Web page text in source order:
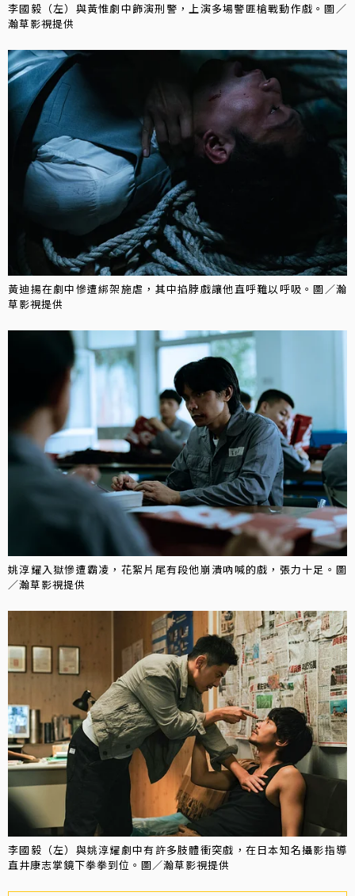
李國毅（左）與黃惟︎︎︎︎劇中飾演刑警，上演多場警匪槍戰動作戲。圖／
瀚草影視提供
黃迪揚在劇中慘遭綁架施虐，其中掐脖戲讓他直呼難以呼吸。圖／瀚
草影視提供
姚淳耀入獄慘遭霸凌，花絮片尾有段他崩潰吶喊的戲，張力十足。圖
／瀚草影視提供
李國毅（左）與姚淳耀劇中有許多肢體衝突戲，在日本知名攝影指導
直井康志掌鏡下拳拳到位。圖／瀚草影視提供